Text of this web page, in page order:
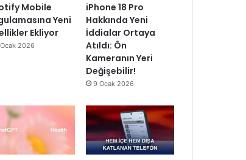
Mobile
Yeni
Ekliyor
2026
iPhone 18 Pro
Hakkında Yeni
İddialar Ortaya
Atıldı: Ön
Kameranın Yeri
Değişebilir!
9 Ocak 2026